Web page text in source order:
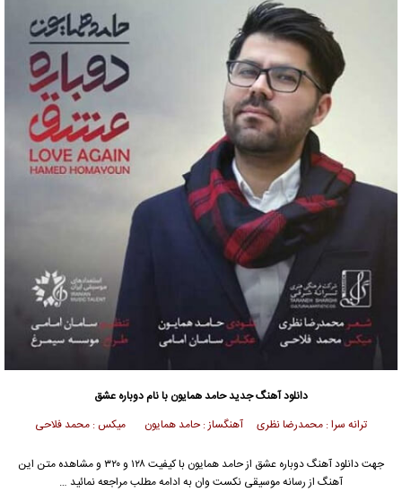
دانلود آهنگ جدیدحامد همایون با نام دوباره عشق
ترانه سرا : محمدرضا نظری آهنگساز : حامد همایون میکس : محمد فلاحی
جهت دانلود آهنگ دوباره عشق ازحامد همایون
با کیفیت ۱۲۸ و ۳۲۰ و مشاهده متن این
آهنگ از رسانه موسیقی نکست وان به ادامه مطلب مراجعه نمائید …